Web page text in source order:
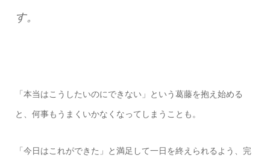
す。
「本当はこうしたいのにできない」という葛藤を抱え始める
と、何事もうまくいかなくなってしまうことも。
「今日はこれができた」と満足して一日を終えられるよう、完